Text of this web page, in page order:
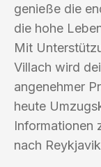
genieße die
die hohe
Mit
Villach wird
angenehmer
heute
Informationen
nach